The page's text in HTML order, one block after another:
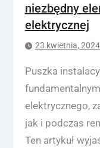
niezbędny
elektrycznej
23 kwietnia, 2024
Puszka
elektrycznego,
jak i podczas
Ten artykuł